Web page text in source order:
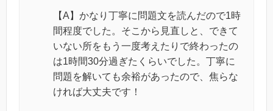
【A】かなり丁寧に問題文を読んだので1時
間程度でした。そこから見直しと、できて
いない所をもう一度考えたりで終わったの
は1時間30分過ぎたくらいでした。丁寧に
問題を解いても余裕があったので、焦らな
ければ大丈夫です！